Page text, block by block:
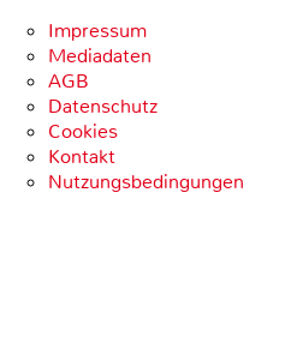
Impressum
Mediadaten
AGB
Datenschutz
Cookies
Kontakt
Nutzungsbedingungen